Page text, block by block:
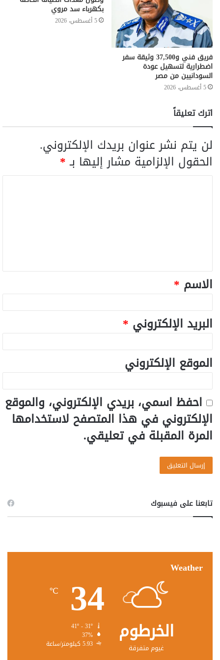
فريق فني و37,500 وثيقة سفر
اضطرارية لتسهيل عودة
السودانيين من مصر
5 أغسطس، 2026
بكهرباء سد مروي
5 أغسطس، 2026
اترك تعليقاً
لن يتم نشر عنوان بريدك الإلكتروني.
الحقول الإلزامية مشار إليها بـ*
الاسم *
البريد الإلكتروني *
الموقع الإلكتروني
احفظ اسمي، بريدي الإلكتروني، والموقع
الإلكتروني في هذا المتصفح لاستخدامها
المرة المقبلة في تعليقي.
تابعنا على فيسبوك
Weather
الخرطوم
غيوم متفرقة
34
℃
37%
5.93 كيلومتر/ساعة